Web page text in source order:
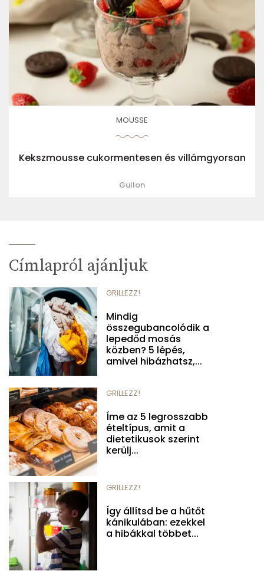
MOUSSE
Kekszmousse cukormentesen és villámgyorsan
Gullon
Címlapról ajánljuk
GRILLEZZ!
Mindig
összegubancolódik a
lepedőd mosás
közben? 5 lépés,
amivel hibázhatsz,...
GRILLEZZ!
Íme az 5 legrosszabb
ételtípus, amit a
dietetikusok szerint
kerülj...
GRILLEZZ!
Így állítsd be a hűtőt
kánikulában: ezekkel
a hibákkal többet...